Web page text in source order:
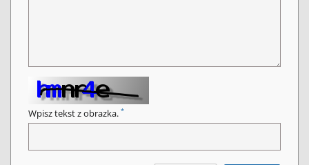
Wpisz tekst z obrazka. *